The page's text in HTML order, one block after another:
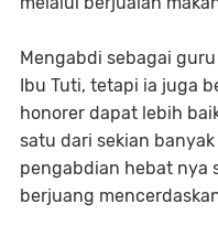
Mengabdi sebagai
Ibu Tuti, tetapi ia juga
honorer dapat lebih
satu dari sekian
pengabdian hebat nya
berjuang